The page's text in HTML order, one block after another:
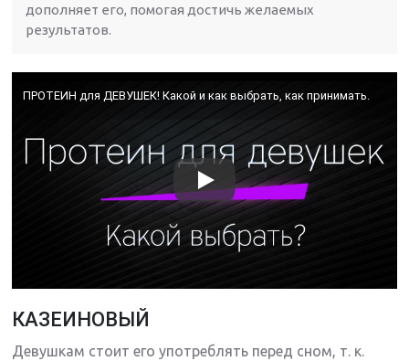
дополняет его, помогая достичь желаемых
результатов.
ПРОТЕИН для ДЕВУШЕК! Какой и как выбрать, как принимать.
КАЗЕИНОВЫЙ
Девушкам стоит его употреблять перед сном, т. к.